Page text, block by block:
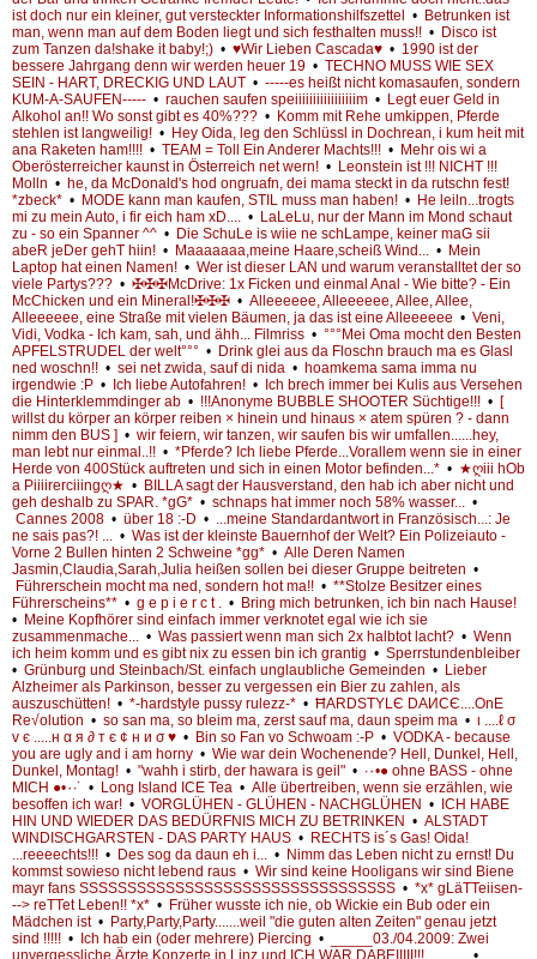
ist doch nur ein kleiner, gut versteckter Informationshilfszettel
• Betrunken ist
man, wenn man auf dem Boden liegt und sich festhalten muss!! • Disco ist
zum Tanzen da!shake it baby!;) • ♥Wir Lieben Cascada♥ • 1990 ist der
bessere Jahrgang denn wir werden heuer 19 • TECHNO MUSS WIE SEX
SEIN - HART, DRECKIG UND LAUT • -----es heißt nicht komasaufen, sondern
KUM-A-SAUFEN----- • rauchen saufen speiiiiiiiiiiiiiiiiim • Legt euer Geld in
Alkohol an!! Wo sonst gibt es 40%??? • Komm mit Rehe umkippen, Pferde
stehlen ist langweilig! • Hey Oida, leg den Schlüssl in Dochrean, i kum heit mit
ana Raketen ham!!!! • TEAM = Toll Ein Anderer Machts!!! • Mehr ois wi a
Oberösterreicher kaunst in Österreich net wern! • Leonstein ist !!! NICHT !!!
Molln • he, da McDonald's hod ongruafn, dei mama steckt in da rutschn fest!
*zbeck* • MODE kann man kaufen, STIL muss man haben! • He leiln...trogts
mi zu mein Auto, i fir eich ham xD.... • LaLeLu, nur der Mann im Mond schaut
zu - so ein Spanner ^^ • Die SchuLe is wiie ne schLampe, keiner maG sii
abeR jeDer gehT hiin! • Maaaaaaa,meine Haare,scheiß Wind... • Mein
Laptop hat einen Namen! • Wer ist dieser LAN und warum veranstalltet der so
viele Partys??? • ✠✠✠McDrive: 1x Ficken und einmal Anal - Wie bitte? - Ein
McChicken und ein Mineral!✠✠✠ • Alleeeeee, Alleeeeee, Allee, Allee,
Alleeeeee, eine Straße mit vielen Bäumen, ja das ist eine Alleeeeee • Veni,
Vidi, Vodka - Ich kam, sah, und ähh... Filmriss • °°°Mei Oma mocht den Besten
APFELSTRUDEL der welt°°° • Drink glei aus da Floschn brauch ma es Glasl
ned woschn!! • sei net zwida, sauf di nida • hoamkema sama imma nu
irgendwie :P • Ich liebe Autofahren! •
Ich brech immer bei Kulis aus Versehen
die Hinterklemmdinger ab • !!!Anonyme BUBBLE SHOOTER Süchtige!!! • [
willst du körper an körper reiben × hinein und hinaus × atem spüren ? - dann
nimm den BUS ] • wir feiern, wir tanzen, wir saufen bis wir umfallen......hey,
man lebt nur einmal..!! • *Pferde? Ich liebe Pferde...Vorallem wenn sie in einer
Herde von 400Stück auftreten und sich in einen Motor befinden...* • ★ღiii hOb
a Piiiirerciiingღ★ • BILLA sagt der Hausverstand, den hab ich aber nicht und
geh deshalb zu SPAR. *gG* • schnaps hat immer noch 58% wasser... •
Cannes 2008 • über 18 :-D • ...meine Standardantwort in Französisch...: Je
ne sais pas?! ... • Was ist der kleinste Bauernhof der Welt? Ein Polizeiauto -
Vorne 2 Bullen hinten 2 Schweine *gg* • Alle Deren Namen
Jasmin,Claudia,Sarah,Julia heißen sollen bei dieser Gruppe beitreten •
Führerschein mocht ma ned, sondern hot ma!! • **Stolze Besitzer eines
Führerscheins** • g e p i e r c t . • Bring mich betrunken, ich bin nach Hause!
• Meine Kopfhörer sind einfach immer verknotet egal wie ich sie
zusammenmache... • Was passiert wenn man sich 2x halbtot lacht? • Wenn
ich heim komm und es gibt nix zu essen bin ich grantig • Sperrstundenbleiber
• Grünburg und Steinbach/St. einfach unglaubliche Gemeinden • Lieber
Alzheimer als Parkinson, besser zu vergessen ein Bier zu zahlen, als
auszuschütten! • *-hardstyle pussy rulezz-* • ĦАRDЅTYLЄ DAИCЄ....OnE
Re√olution • so san ma, so bleim ma, zerst sauf ma, daun speim ma • ι ....ℓ σ
v є .....н α я ∂ т є ¢ н и σ ♥ • Bin so Fan vo Schwoam :-P • VODKA - because
you are ugly and i am horny • Wie war dein Wochenende? Hell, Dunkel, Hell,
Dunkel, Montag! • "wahh i stirb, der hawara is geil" • ·٠•● ohne BASS - ohne
MICH ●•٠·˙ • Long Island ICE Tea • Alle übertreiben, wenn sie erzählen, wie
besoffen ich war! • VORGLÜHEN - GLÜHEN - NACHGLÜHEN •
ICH HABE
HIN UND WIEDER DAS BEDÜRFNIS MICH ZU BETRINKEN • ALSTADT
WINDISCHGARSTEN - DAS PARTY HAUS • RECHTS is´s Gas! Oida!
...reeeechts!!! • Des sog da daun eh i... • Nimm das Leben nicht zu ernst! Du
kommst sowieso nicht lebend raus • Wir sind keine Hooligans wir sind Biene
mayr fans SSSSSSSSSSSSSSSSSSSSSSSSSSSSSSSSS • *x* gLäTTeiisen-
--> reTTet Leben!! *x* • Früher wusste ich nie, ob Wickie ein Bub oder ein
Mädchen ist • Party,Party,Party.......weil "die guten alten Zeiten" genau jetzt
sind !!!!! • Ich hab ein (oder mehrere) Piercing •
_____03./04.2009: Zwei
unvergessliche Ärzte Konzerte in Linz und ICH WAR DABEIIIII!!!_____
•